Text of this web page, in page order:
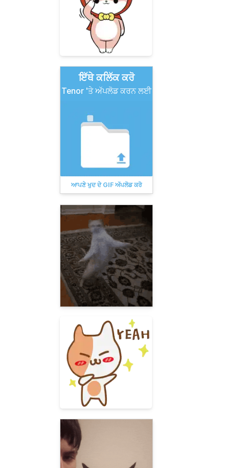
ਇੱਥੇ ਕਲਿੱਕ ਕਰੋ
Tenor 'ਤੇ ਅੱਪਲੋਡ ਕਰਨ ਲਈ
ਆਪਣੇ ਖੁਦ ਦੇ GIF ਅੱਪਲੋਡ ਕਰੋ